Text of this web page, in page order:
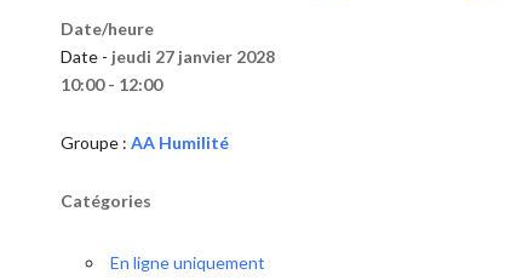
Date/heure
Date - jeudi 27 janvier 2028
10:00 - 12:00
Groupe : AA Humilité
Catégories
En ligne uniquement